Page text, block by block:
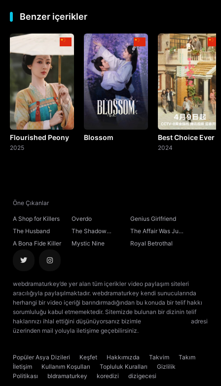
15. Bölüm
16. Bölüm
17. Bölüm
18. Bölüm
19. Bölüm
20. Bölüm
23. Bölüm
24. Bölüm
26. Bölüm
27. Bölüm
29. Bölüm
Benzer içerikler
Flourished Peony
2025
Blossom Best Choice Ever
2024
Öne Çıkanlar
A Shop for Killers Overdo
Genius Girlfriend
The Husband
The Shadow
Sovereign
The Affair Was Just
the Beginning
A Bona Fide Killer Mystic Nine Royal Betrothal
webdramaturkey’de yer alan tüm içerikler video paylaşım siteleri
aracılığıyla paylaşılmaktadır. webdramaturkey kendi sunucularında
herhangi bir video içeriği barındırmadığından bu konuda bir telif hakkı
sorumluluğu kabul etmemektedir. Sitemizde bulunan bir dizinin telif
haklarınızı ihlal ettiğini düşünüyorsanız bizimle
adresi
üzerinden mail yoluyla iletişime geçebilirsiniz.
Popüler Asya Dizileri Keşfet Hakkımızda Takvim
Takım
İletişim
Kullanım Koşulları Topluluk Kuralları
Gizlilik
Politikası
bldramaturkey koredizi
dizigecesi